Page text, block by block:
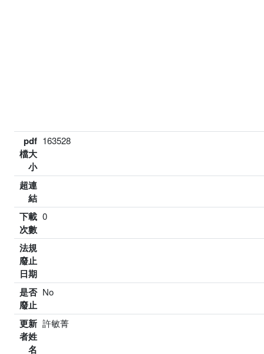
pdf
檔大
小
163528
超連
結
下載
次數
0
法規
廢止
日期
是否
廢止
No
更新
者姓
名
許敏菁